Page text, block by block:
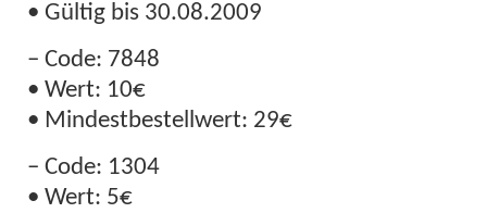
• Gültig bis 30.08.2009
– Code: 7848
• Wert: 10€
• Mindestbestellwert: 29€
– Code: 1304
• Wert: 5€